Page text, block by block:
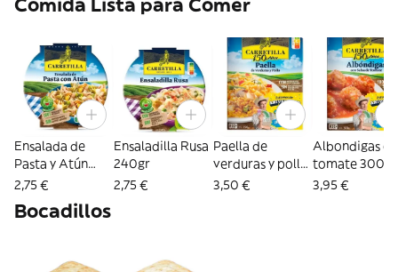
Comida Lista para Comer
Ensalada de
Pasta y Atún
240gr
2,75 €
Ensaladilla Rusa
240gr
2,75 €
Paella de
verduras y pollo
250gr
3,50 €
Albondigas
tomate 300g
3,95 €
Bocadillos